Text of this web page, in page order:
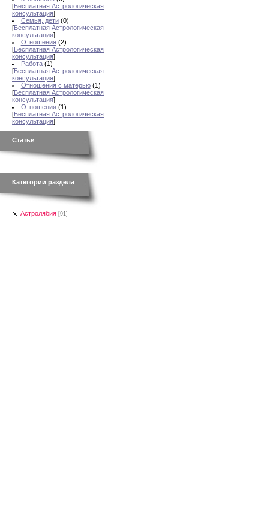
[Бесплатная Астрологическая
консультация]
Семья, дети (0)
[Бесплатная Астрологическая
консультация]
Отношения (2)
[Бесплатная Астрологическая
консультация]
Работа (1)
[Бесплатная Астрологическая
консультация]
Отношения с матерью (1)
[Бесплатная Астрологическая
консультация]
Отношения (1)
[Бесплатная Астрологическая
консультация]
Статьи
Категории раздела
Астролябия [91]